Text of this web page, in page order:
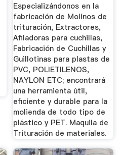
Especializándonos en la
fabricación de Molinos de
trituración, Extractores,
Afiladoras para cuchillas,
Fabricación de Cuchillas y
Guillotinas para plastas de
PVC, POLIETILENOS,
NAYLON ETC; encontrará
una herramienta útil,
eficiente y durable para la
molienda de todo tipo de
plástico y PET. Maquila de
Trituración de materiales.